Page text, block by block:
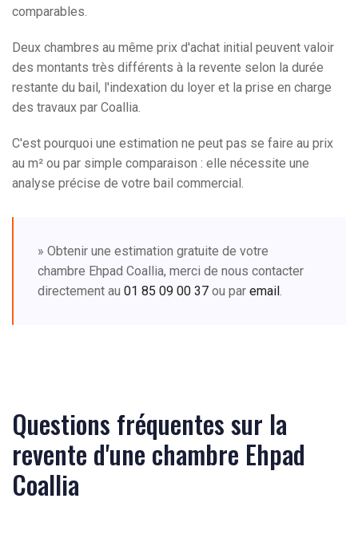
comparables.
Deux chambres au même prix d'achat initial peuvent valoir
des montants très différents à la revente selon la durée
restante du bail, l'indexation du loyer et la prise en charge
des travaux par Coallia.
C'est pourquoi une estimation ne peut pas se faire au prix
au m² ou par simple comparaison : elle nécessite une
analyse précise de votre bail commercial.
» Obtenir une estimation gratuite de votre
chambre Ehpad Coallia, merci de nous contacter
directement au 01 85 09 00 37 ou par email
Questions fréquentes sur la
revente d'une chambre Ehpad
Coallia